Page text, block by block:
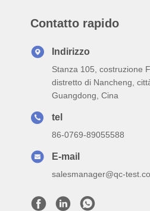
Contatto rapido
Indirizzo
Stanza 105, costruzione
distretto di Nancheng,
Guangdong, Cina
tel
86-0769-89055588
E-mail
salesmanager@qc-